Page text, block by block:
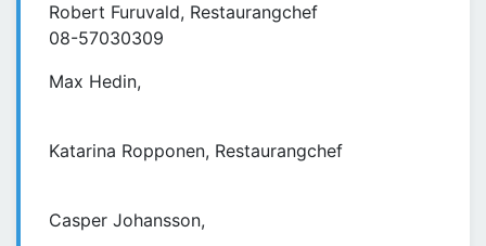
Robert Furuvald, Restaurangchef
08-57030309
Max Hedin,
Katarina Ropponen, Restaurangchef
Casper Johansson,